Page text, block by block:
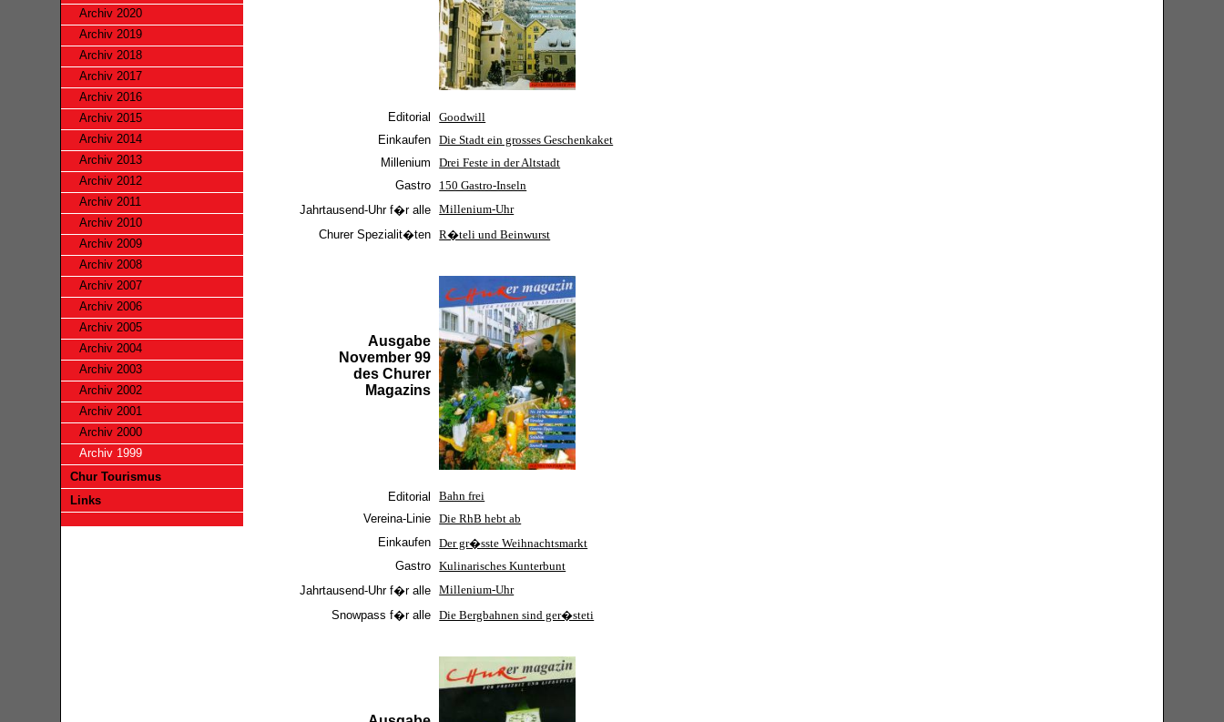
Archiv 2020
Archiv 2019
Archiv 2018
Archiv 2017
Archiv 2016
Archiv 2015
Archiv 2014
Archiv 2013
Archiv 2012
Archiv 2011
Archiv 2010
Archiv 2009
Archiv 2008
Archiv 2007
Archiv 2006
Archiv 2005
Archiv 2004
Archiv 2003
Archiv 2002
Archiv 2001
Archiv 2000
Archiv 1999
Chur Tourismus
Links
Editorial
Goodwill
Einkaufen
Die Stadt ein grosses Geschenkaket
Millenium
Drei Feste in der Altstadt
Gastro
150 Gastro-Inseln
Jahrtausend-Uhr f�r alle
Millenium-Uhr
Churer Spezialit�ten
R�teli und Beinwurst
Ausgabe
November 99
des Churer
Magazins
Editorial Bahn frei
Vereina-Linie
Die RhB hebt ab
Einkaufen
Der gr�sste Weihnachtsmarkt
Gastro
Kulinarisches Kunterbunt
Jahrtausend-Uhr f�r alle
Millenium-Uhr
Snowpass f�r alle
Die Bergbahnen sind ger�steti